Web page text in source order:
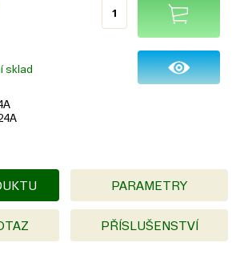
sklad
PARAMETRY
PŘÍSLUŠENSTVÍ